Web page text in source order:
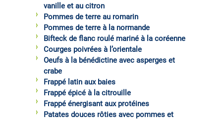
vanille et au citron
Pommes de terre au romarin
Pommes de terre à la normande
Bifteck de flanc roulé mariné à la coréenne
Courges poivrées à l’orientale
Oeufs à la bénédictine avec asperges et
crabe
Frappé latin aux baies
Frappé épicé à la citrouille
Frappé énergisant aux protéines
Patates douces rôties avec pommes et